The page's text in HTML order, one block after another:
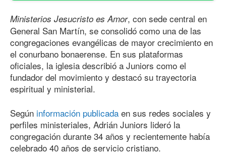
Ministerios Jesucristo es Amor, con sede central en
General San Martín, se consolidó como una de las
congregaciones evangélicas de mayor crecimiento en
el conurbano bonaerense. En sus plataformas
oficiales, la iglesia describió a Juniors como el
fundador del movimiento y destacó su trayectoria
espiritual y ministerial.
Según información publicada en sus redes sociales y
perfiles ministeriales, Adrián Juniors lideró la
congregación durante 34 años y recientemente había
celebrado 40 años de servicio cristiano.